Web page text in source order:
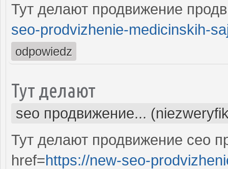
Тут делают продвижение
seo-prodvizhenie-medicinskih-
odpowiedz
Тут делают
seo продвижение...
Тут делают продвижение сео
href=https://new-seo-